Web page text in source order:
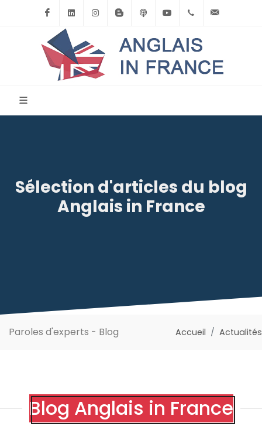
FacebookLinkedinInstagramBlogSpotPodcastYoutube
Sélection d'articles du blog
Anglais in France
Paroles d'experts - Blog Accueil Actualités
Blog Anglais in France